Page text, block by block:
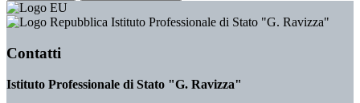
Istituto Professionale di Stato "G. Ravizza"
Contatti
Istituto Professionale di Stato "G. Ravizza"